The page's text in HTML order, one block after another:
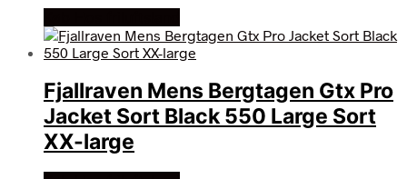
Fjallraven Mens Bergtagen Gtx Pro
Jacket Sort Black 550 Large Sort
XX-large